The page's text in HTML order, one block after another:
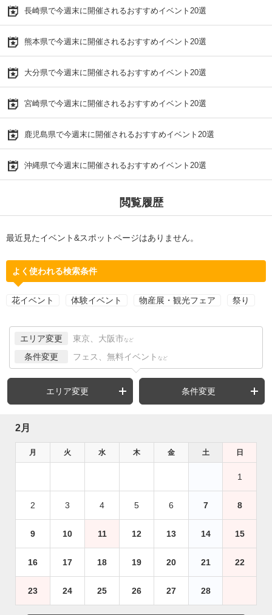
長崎県で今週末に開催されるおすすめイベント20選
熊本県で今週末に開催されるおすすめイベント20選
大分県で今週末に開催されるおすすめイベント20選
宮崎県で今週末に開催されるおすすめイベント20選
鹿児島県で今週末に開催されるおすすめイベント20選
沖縄県で今週末に開催されるおすすめイベント20選
閲覧履歴
最近見たイベント&スポットページはありません。
よく使われる検索条件
花イベント 体験イベント 物産展・観光フェア 祭り
エリア変更 東京、大阪市 など
条件変更 フェス、無料イベント など
エリア変更 条件変更
2月
月 火 水 木 金 土 日
1
2 3 4 5 6 7 8
9 10 11 12 13 14 15
16 17 18 19 20 21 22
23 24 25 26 27 28